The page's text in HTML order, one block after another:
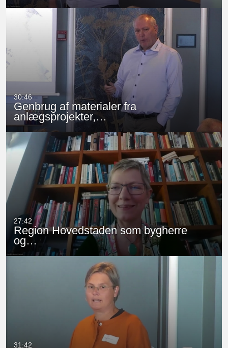
30:46
Genbrug af materialer fra
anlægsprojekter,…
27:42
Region Hovedstaden som bygherre
og…
31:42